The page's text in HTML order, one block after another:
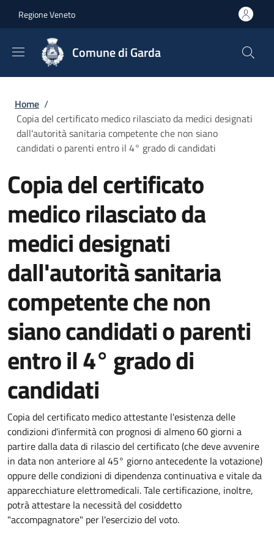
Regione Veneto
Comune di Garda
Briciole di pane
Home /
Copia del certificato medico rilasciato da medici designati
dall'autorità sanitaria competente che non siano
candidati o parenti entro il 4° grado di candidati
Copia del certificato
medico rilasciato da
medici designati
dall'autorità sanitaria
competente che non
siano candidati o parenti
entro il 4° grado di
candidati
Copia del certificato medico attestante l'esistenza delle
condizioni d'infermità con prognosi di almeno 60 giorni a
partire dalla data di rilascio del certificato (che deve avvenire
in data non anteriore al 45° giorno antecedente la votazione)
oppure delle condizioni di dipendenza continuativa e vitale da
apparecchiature elettromedicali.Tale certificazione, inoltre,
potrà attestare la necessità del cosiddetto
"accompagnatore" per l'esercizio del voto.